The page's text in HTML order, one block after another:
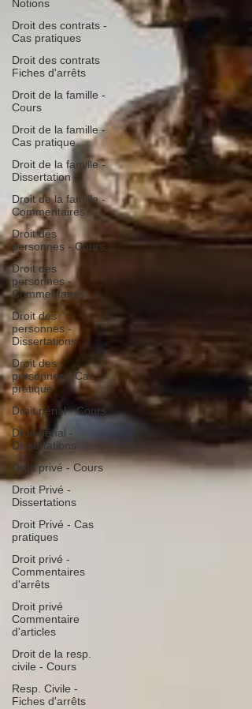
Notions
Droit des contrats -
Cas pratiques
Droit des contrats
Fiches d'arrêts
Droit de la famille -
Cours
Droit de la famille -
Cas pratique
Droit de la famille -
Dissertation
Droit de la famille -
Commentaires
Droit des
personnes - Cours
Droit des
personnes -
Commentaires
Droit des
personnes -
Dissertations
Droit des
personnes - Cas
pratique
Droit pénal - Cours
Droit pénal -
Dissertations
Droit privé - Cours
Droit Privé -
Dissertations
Droit Privé - Cas
pratiques
Droit privé -
Commentaires
d'arrêts
Droit privé
Commentaire
d'articles
Droit de la resp.
civile - Cours
Resp. Civile -
Fiches d'arrêts